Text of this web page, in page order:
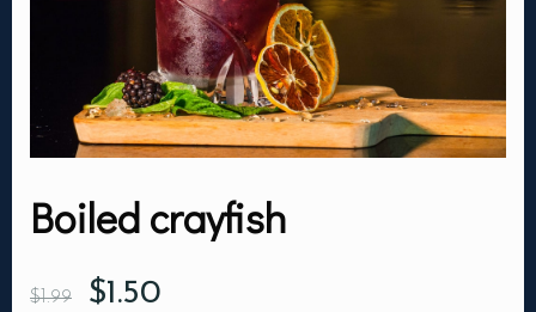
A PROPOS
GALERIE
CONTACT
Boiled crayfish
$1.99 $1.50